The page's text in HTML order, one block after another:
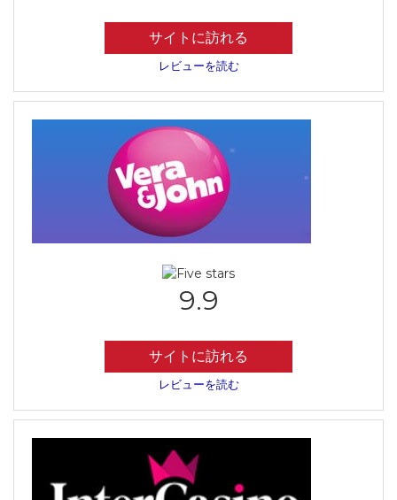
サイトに訪れる
レビューを読む
9.9
サイトに訪れる
レビューを読む